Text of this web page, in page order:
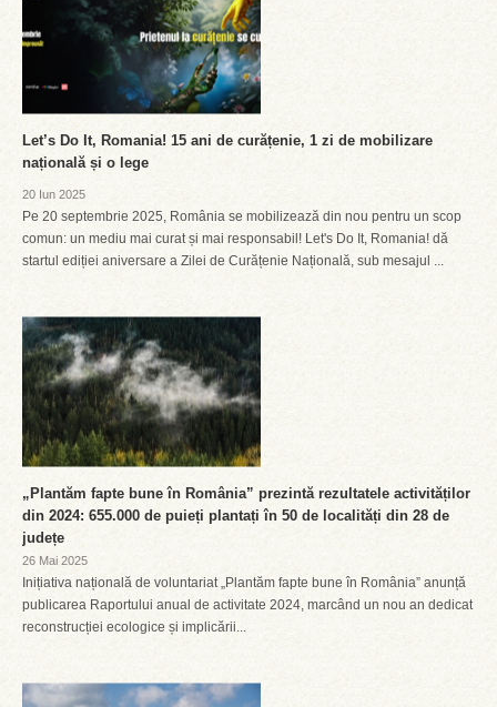
Let’s Do It, Romania! 15 ani de curățenie, 1 zi de mobilizare
națională și o lege
20 Iun 2025
Pe 20 septembrie 2025, România se mobilizează din nou pentru un scop
comun: un mediu mai curat și mai responsabil! Let's Do It, Romania! dă
startul ediției aniversare a Zilei de Curățenie Națională, sub mesajul ...
„Plantăm fapte bune în România” prezintă rezultatele activităților
din 2024: 655.000 de puieți plantați în 50 de localități din 28 de
județe
26 Mai 2025
Inițiativa națională de voluntariat „Plantăm fapte bune în România” anunță
publicarea Raportului anual de activitate 2024, marcând un nou an dedicat
reconstrucției ecologice și implicării...